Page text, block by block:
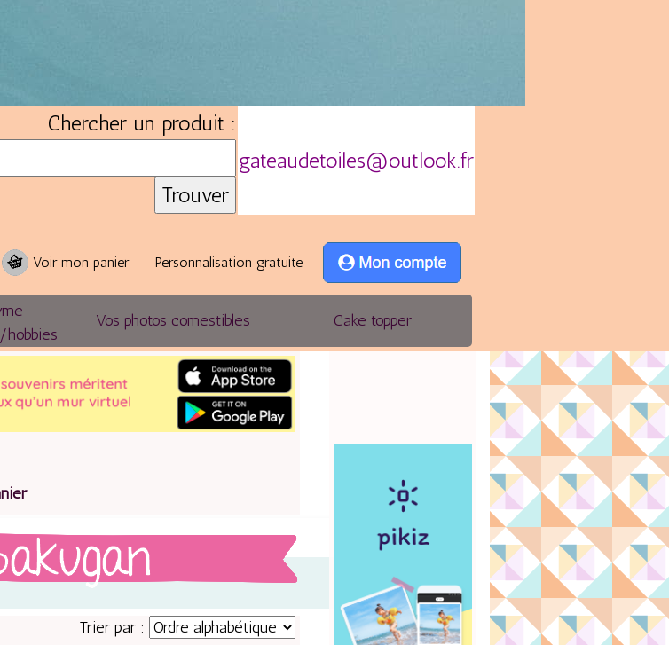
Chercher un produit :
gateaudetoiles@outlook.fr
Voir mon panier Personnalisation gratuite
Vos photos comestibles Cake topper
Trier par :